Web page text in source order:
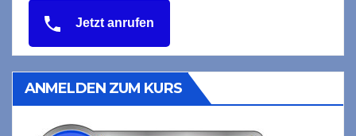
Jetzt anrufen
ANMELDEN ZUM KURS